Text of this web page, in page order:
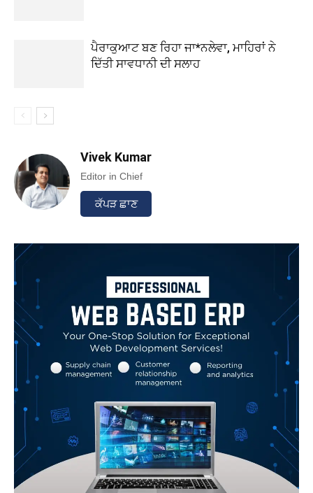
ਪੈਰਾਕੁਆਟ ਬਣ ਰਿਹਾ ਜਾ*ਨਲੇਵਾ, ਮਾਹਿਰਾਂ ਨੇ
ਦਿੱਤੀ ਸਾਵਧਾਨੀ ਦੀ ਸਲਾਹ
Vivek Kumar
Editor in Chief
ਕੱਪੜ ਛਾਣ